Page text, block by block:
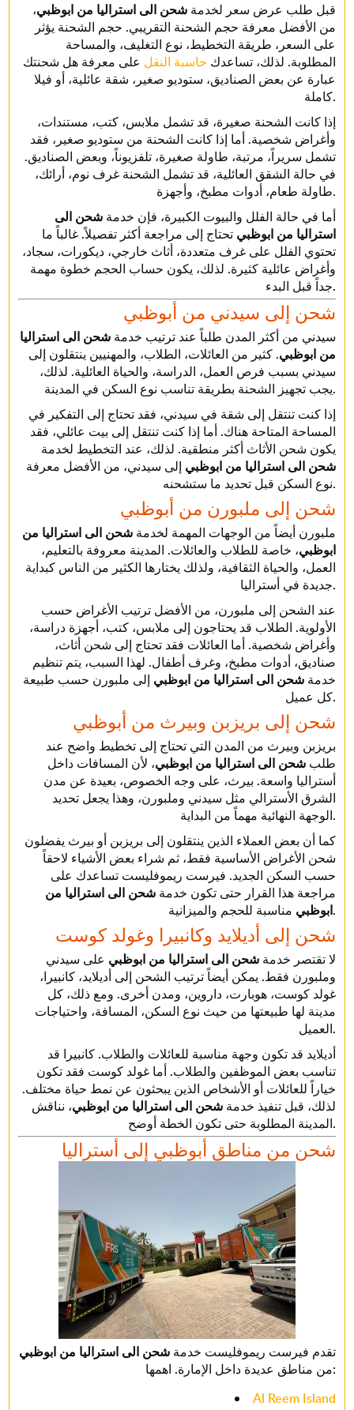
قبل طلب عرض سعر لخدمة شحن الى استراليا من ابوظبي،
من الأفضل معرفة حجم الشحنة التقريبي. حجم الشحنة يؤثر
على السعر، طريقة التخطيط، نوع التغليف، والمساحة
المطلوبة. لذلك، تساعدك حاسبة النقل على معرفة هل شحنتك
عبارة عن بعض الصناديق، ستوديو صغير، شقة عائلية، أو فيلا
كاملة.
إذا كانت الشحنة صغيرة، قد تشمل ملابس، كتب، مستندات،
وأغراض شخصية. أما إذا كانت الشحنة من ستوديو صغير، فقد
تشمل سريراً، مرتبة، طاولة صغيرة، تلفزيوناً، وبعض الصناديق.
في حالة الشقق العائلية، قد تشمل الشحنة غرف نوم، أرائك،
طاولة طعام، أدوات مطبخ، وأجهزة.
أما في حالة الفلل والبيوت الكبيرة، فإن خدمة شحن الى
استراليا من ابوظبي تحتاج إلى مراجعة أكثر تفصيلاً. غالباً ما
تحتوي الفلل على غرف متعددة، أثاث خارجي، ديكورات، سجاد،
وأغراض عائلية كثيرة. لذلك، يكون حساب الحجم خطوة مهمة
جداً قبل البدء.
شحن إلى سيدني من أبوظبي
سيدني من أكثر المدن طلباً عند ترتيب خدمة شحن الى استراليا
من ابوظبي. كثير من العائلات، الطلاب، والمهنيين ينتقلون إلى
سيدني بسبب فرص العمل، الدراسة، والحياة العائلية. لذلك،
يجب تجهيز الشحنة بطريقة تناسب نوع السكن في المدينة.
إذا كنت تنتقل إلى شقة في سيدني، فقد تحتاج إلى التفكير في
المساحة المتاحة هناك. أما إذا كنت تنتقل إلى بيت عائلي، فقد
يكون شحن الأثاث أكثر منطقية. لذلك، عند التخطيط لخدمة
شحن الى استراليا من ابوظبي إلى سيدني، من الأفضل معرفة
نوع السكن قبل تحديد ما ستشحنه.
شحن إلى ملبورن من أبوظبي
ملبورن أيضاً من الوجهات المهمة لخدمة شحن الى استراليا من
ابوظبي، خاصة للطلاب والعائلات. المدينة معروفة بالتعليم،
العمل، والحياة الثقافية، ولذلك يختارها الكثير من الناس كبداية
جديدة في أستراليا.
عند الشحن إلى ملبورن، من الأفضل ترتيب الأغراض حسب
الأولوية. الطلاب قد يحتاجون إلى ملابس، كتب، أجهزة دراسة،
وأغراض شخصية. أما العائلات فقد تحتاج إلى شحن أثاث،
صناديق، أدوات مطبخ، وغرف أطفال. لهذا السبب، يتم تنظيم
خدمة شحن الى استراليا من ابوظبي إلى ملبورن حسب طبيعة
كل عميل.
شحن إلى بريزبن وبيرث من أبوظبي
بريزبن وبيرث من المدن التي تحتاج إلى تخطيط واضح عند
طلب شحن الى استراليا من ابوظبي، لأن المسافات داخل
أستراليا واسعة. بيرث، على وجه الخصوص، بعيدة عن مدن
الشرق الأسترالي مثل سيدني وملبورن، وهذا يجعل تحديد
الوجهة النهائية مهماً من البداية.
كما أن بعض العملاء الذين ينتقلون إلى بريزبن أو بيرث يفضلون
شحن الأغراض الأساسية فقط، ثم شراء بعض الأشياء لاحقاً
حسب السكن الجديد. فيرست ريموفليست تساعدك على
مراجعة هذا القرار حتى تكون خدمة شحن الى استراليا من
ابوظبيمناسبة للحجم والميزانية.
شحن إلى أديلايد وكانبيرا وغولد كوست
لا تقتصر خدمة شحن الى استراليا من ابوظبي على سيدني
وملبورن فقط. يمكن أيضاً ترتيب الشحن إلى أديلايد، كانبيرا،
غولد كوست، هوبارت، داروين، ومدن أخرى. ومع ذلك، كل
مدينة لها طبيعتها من حيث نوع السكن، المسافة، واحتياجات
العميل.
أديلايد قد تكون وجهة مناسبة للعائلات والطلاب. كانبيرا قد
تناسب بعض الموظفين والطلاب. أما غولد كوست فقد تكون
خياراً للعائلات أو الأشخاص الذين يبحثون عن نمط حياة مختلف.
لذلك، قبل تنفيذ خدمة شحن الى استراليا من ابوظبي، نناقش
المدينة المطلوبة حتى تكون الخطة أوضح.
شحن من مناطق أبوظبي إلى أستراليا
تقدم فيرست ريموفليست خدمة شحن الى استراليا من ابوظبي
من مناطق عديدة داخل الإمارة. اهمها:
Al Reem Island